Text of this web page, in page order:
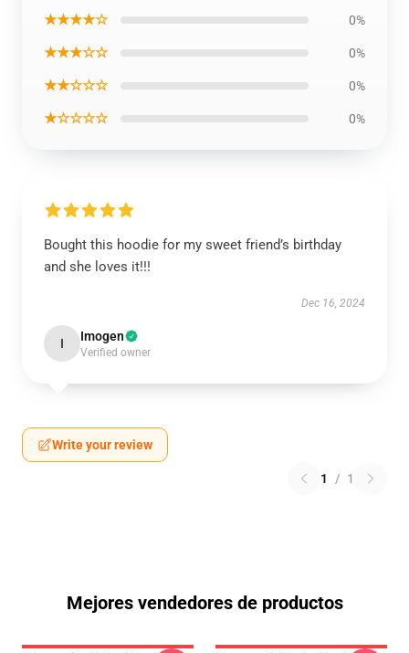
★★★★☆ 0%
★★★☆☆ 0%
★★☆☆☆ 0%
★☆☆☆☆ 0%
Bought this hoodie for my sweet friend’s birthday
and she loves it!!!
Dec 16, 2024
I Imogen
Verified owner
Write your review
1 / 1
Mejores vendedores de productos